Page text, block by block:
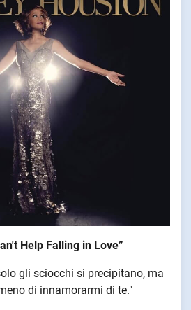
Help Falling in Love”
gli sciocchi si precipitano, ma
di innamorarmi di te."